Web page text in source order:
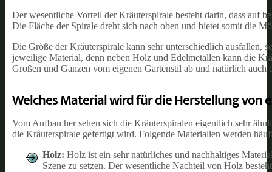
Der wesentliche Vorteil der Kräuterspirale besteht darin, dass auf
Die Fläche der Spirale dreht sich nach oben und bietet somit die
Die Größe der Kräuterspirale kann sehr unterschiedlich ausfallen,
jeweilige Material, denn neben Holz und Edelmetallen kann die
Großen und Ganzen vom eigenen Gartenstil ab und natürlich auch
Welches Material wird für die Herstellung von
Vom Aufbau her sehen sich die Kräuterspiralen eigentlich sehr
die Kräuterspirale gefertigt wird. Folgende Materialien werden
Holz: Holz ist ein sehr natürliches und nachhaltiges
Szene zu setzen. Der wesentliche Nachteil von Holz